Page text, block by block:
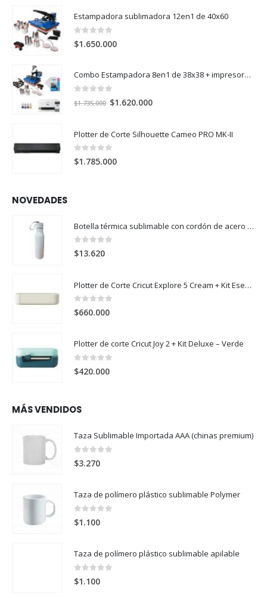
Estampadora sublimadora 12en1 de 40x60
0
$1.650.000
Combo Estampadora 8en1 de 38x38 + impresora de sublimación Epson SureColor F170
$1.735.000 El
era:
$1.735.000.
$1.620.000El
es:
Plotter de Corte Silhouette Cameo PRO MK-II
0 out of 5
$1.785.000
NOVEDADES
Botella térmica sublimable con cordón de acero 304 500ml
0 out of 5
$13.620
Plotter de Corte Cricut Explore 5 Cream + Kit Esencial
0 out of 5
$660.000
Plotter de corte Cricut Joy 2 + Kit Deluxe – Verde
0 out of 5
$420.000
MÁS VENDIDOS
Taza Sublimable Importada AAA (chinas premium)
0out of 5
$3.270
Taza de polímero plástico sublimable Polymer
0 out of 5
$1.100
Taza de polímero plástico sublimable apilable
0
$1.100